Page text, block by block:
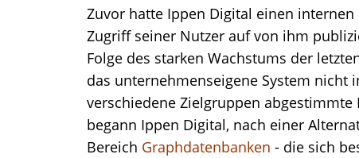
Zuvor hatte Ippen Digital einen
Zugriff seiner Nutzer auf von ihm
Folge des starken Wachstums der
das unternehmenseigene System nicht
verschiedene Zielgruppen
begann Ippen Digital, nach einer
Bereich Graphdatenbanken - die sich